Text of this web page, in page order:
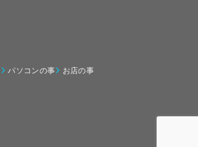
パソコンの事
お店の事